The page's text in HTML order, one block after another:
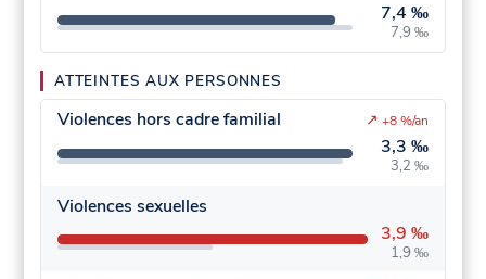
7,4 ‰
7,9 ‰
ATTEINTES AUX PERSONNES
Violences hors cadre familial
3,3 ‰
3,2 ‰
↗ +8 %/an
Violences sexuelles
3,9 ‰
1,9 ‰